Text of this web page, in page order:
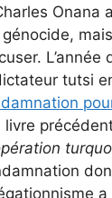
Onana
tutsi
livre